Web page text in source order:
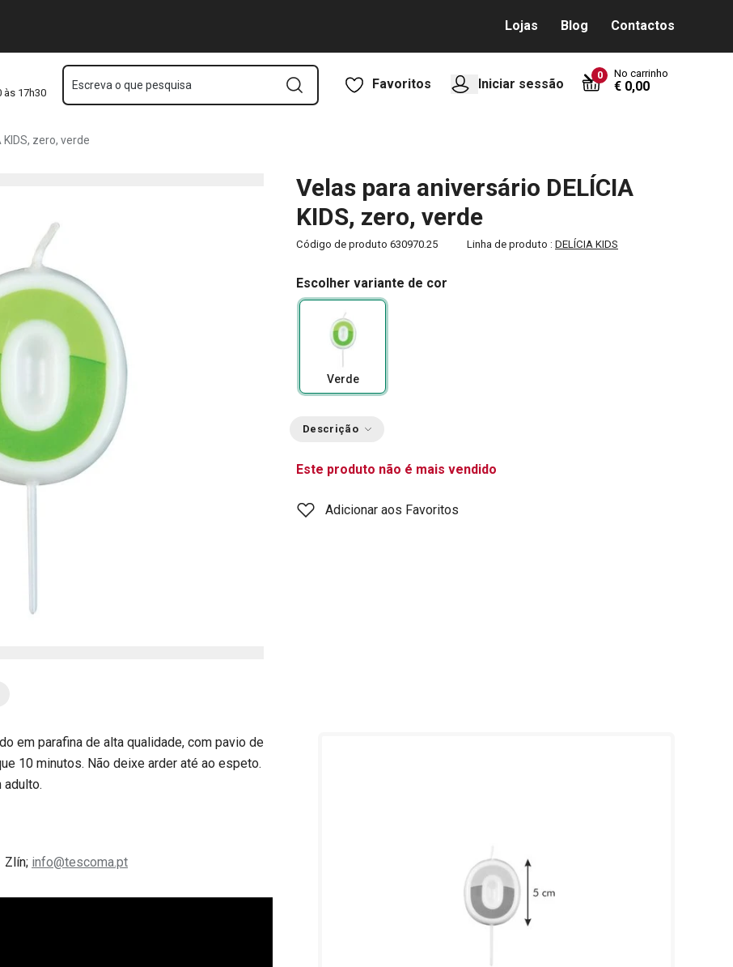
Lojas Blog Contactos
às 17h30
Escreva o que pesquisa Favoritos Iniciar sessão
0 No carrinho
€ 0,00
zero, verde
Velas para aniversário DELÍCIA
KIDS, zero, verde
Código de produto 630970.25 Linha de produto : DELÍCIA KIDS
Escolher variante de cor
Verde
Descrição
Este produto não é mais vendido
Adicionar aos Favoritos
em parafina de alta qualidade, com pavio de
10 minutos. Não deixe arder até ao espeto.
adulto.
Zlín; info@tescoma.pt